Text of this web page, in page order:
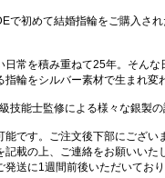
で初めて結婚指輪をご購入さ
常を積み重ねて25年。そんな
輪をシルバー素材で生まれ変
技能士監修による様々な銀製の
です。ご注文後下部にござい
載の上、ご連絡をお願いいた
送に1週間前後いただいてお